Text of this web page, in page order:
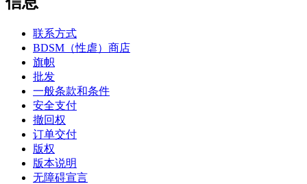
联系方式
BDSM（性虐）商店
旗帜
批发
一般条款和条件
安全支付
撤回权
订单交付
版权
版本说明
无障碍宣言